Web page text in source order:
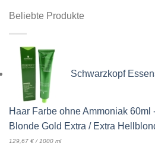
Beliebte Produkte
Schwarzkopf
Haar Farbe ohne Ammoniak 60ml
Blonde Gold Extra / Extra
129,67 €/1000 ml